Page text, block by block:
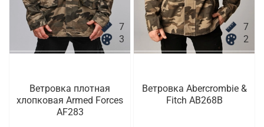
7
3
Ветровка плотная
хлопковая Armed Forces
AF283
7
2
Ветровка Abercrombie &
Fitch AB268B